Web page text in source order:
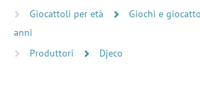
Giocattoli per età
Giochi e
anni
Produttori
Djeco